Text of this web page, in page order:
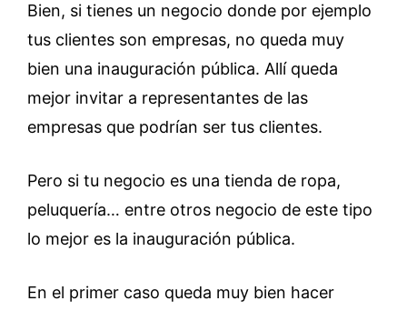
Bien, si tienes un negocio donde por ejemplo
tus clientes son empresas, no queda muy
bien una inauguración pública. Allí queda
mejor invitar a representantes de las
empresas que podrían ser tus clientes.
Pero si tu negocio es una tienda de ropa,
peluquería… entre otros negocio de este tipo
lo mejor es la inauguración pública.
En el primer caso queda muy bien hacer